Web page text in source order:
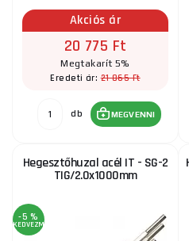
Akciós ár
20 775 Ft
Megtakarít 5%
Eredeti ár:21 865 Ft
db MEGVENNI
Hegesztőhuzal acél IT - SG-2
TIG/2.0x1000mm
-5 %
KEDVEZMÉNY